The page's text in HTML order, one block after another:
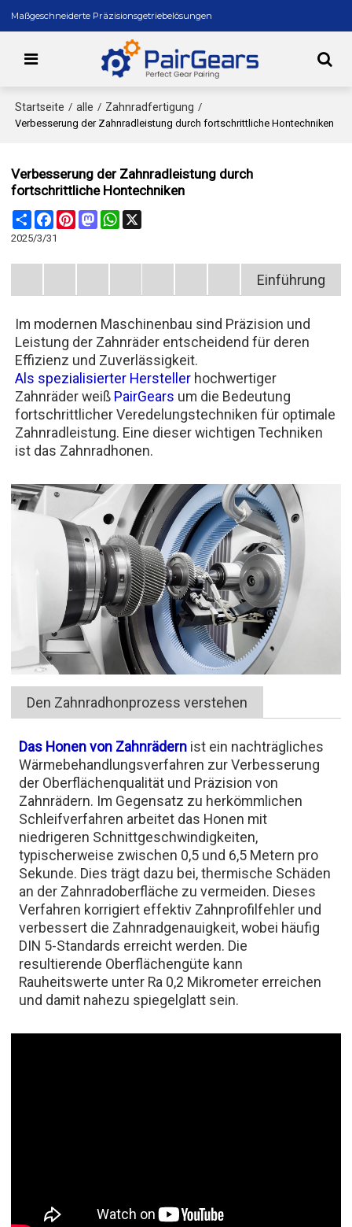
Maßgeschneiderte Präzisionsgetriebelösungen
Startseite / alle / Zahnradfertigung /
Verbesserung der Zahnradleistung durch fortschrittliche Hontechniken
Verbesserung der Zahnradleistung durch
fortschrittliche Hontechniken
Share FacebookPinterestMastodonWhatsApp
2025/3/31
Einführung
Im modernen Maschinenbau sind Präzision und
Leistung der Zahnräder entscheidend für deren
Effizienz und Zuverlässigkeit.
Als spezialisierter Hersteller hochwertiger
Zahnräder weiß PairGears um die Bedeutung
fortschrittlicher Veredelungstechniken für optimale
Zahnradleistung. Eine dieser wichtigen Techniken
ist das Zahnradhonen.
Den Zahnradhonprozess verstehen
Das Honen von Zahnrädern ist ein nachträgliches
Wärmebehandlungsverfahren zur Verbesserung
der Oberflächenqualität und Präzision von
Zahnrädern. Im Gegensatz zu herkömmlichen
Schleifverfahren arbeitet das Honen mit
niedrigeren Schnittgeschwindigkeiten,
typischerweise zwischen 0,5 und 6,5 Metern pro
Sekunde. Dies trägt dazu bei, thermische Schäden
an der Zahnradoberfläche zu vermeiden. Dieses
Verfahren korrigiert effektiv Zahnprofilfehler und
verbessert die Zahnradgenauigkeit, wobei häufig
DIN 5-Standards erreicht werden. Die
resultierende Oberflächengüte kann
Rauheitswerte unter Ra 0,2 Mikrometer erreichen
und damit nahezu spiegelglatt sein.